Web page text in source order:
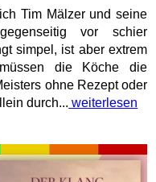
Tim Mälzer und seine
vor schier
simpel, ist aber extrem
die Köche die
ohne Rezept oder
durch... weiterlesen